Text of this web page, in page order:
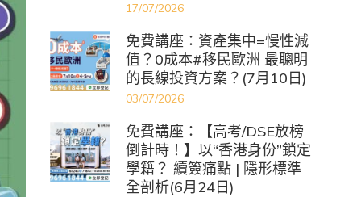
17/07/2026
免費講座：資產集中=慢性減
值？0成本#移民歐洲 最聰明
的長線投資方案？(7月10日)
03/07/2026
免費講座：【高考/DSE放榜
倒計時！】以“香港身份”鎖定
學籍？ 續簽痛點 | 隱形標準
全剖析(6月24日)